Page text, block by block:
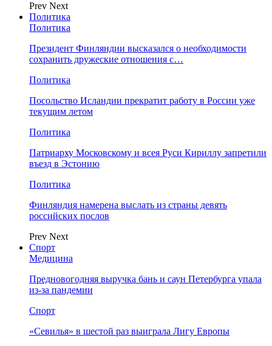
Prev Next
Политика
Политика
Президент Финляндии высказался о необходимости
сохранить дружеские отношения с…
Политика
Посольство Исландии прекратит работу в России уже
текущим летом
Политика
Патриарху Московскому и всея Руси Кириллу запретили
въезд в Эстонию
Политика
Финляндия намерена выслать из страны девять
российских послов
Prev Next
Спорт
Медицина
Предновогодняя выручка бань и саун Петербурга упала
из-за пандемии
Спорт
«Севилья» в шестой раз выиграла Лигу Европы